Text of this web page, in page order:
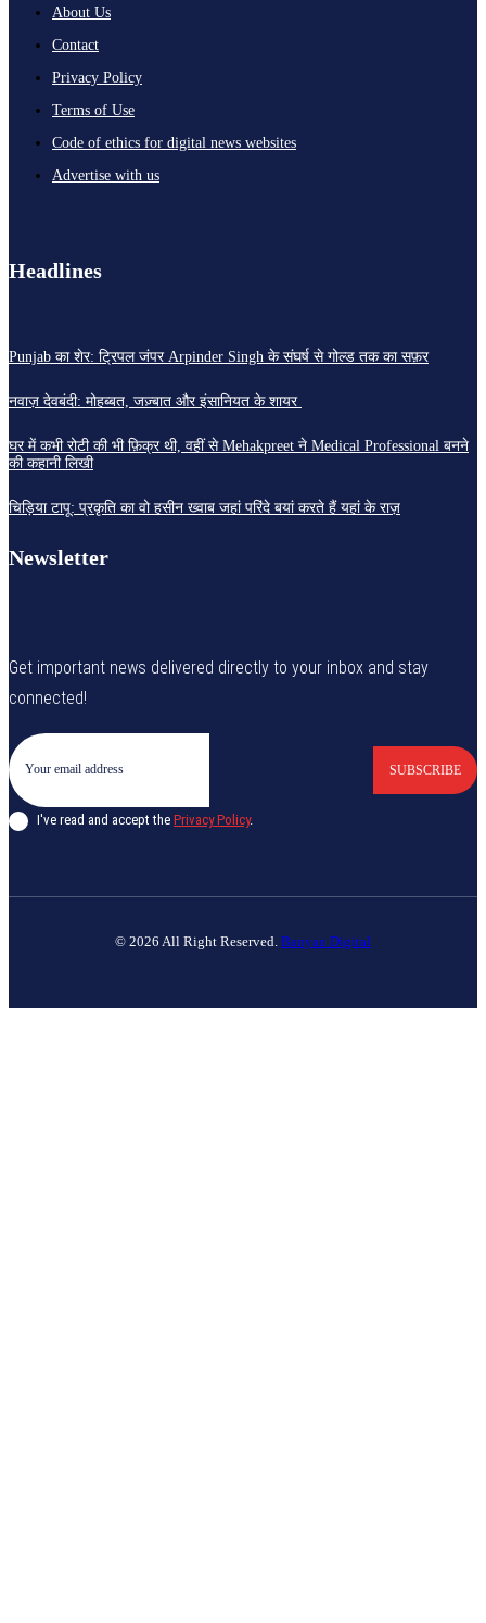
About Us
Contact
Privacy Policy
Terms of Use
Code of ethics for digital news websites
Advertise with us
Headlines
Punjab का शेर: ट्रिपल जंपर Arpinder Singh के संघर्ष से गोल्ड तक का सफ़र
नवाज़ देवबंदी: मोहब्बत, जज़्बात और इंसानियत के शायर
घर में कभी रोटी की भी फ़िक्र थी, वहीं से Mehakpreet ने Medical Professional बनने
की कहानी लिखी
चिड़िया टापू: प्रकृति का वो हसीन ख्वाब जहां परिंदे बयां करते हैं यहां के राज़
Newsletter
Get important news delivered directly to your inbox and stay
connected!
SUBSCRIBE
I've read and accept the Privacy Policy.
© 2026 All Right Reserved. Banyan Digital